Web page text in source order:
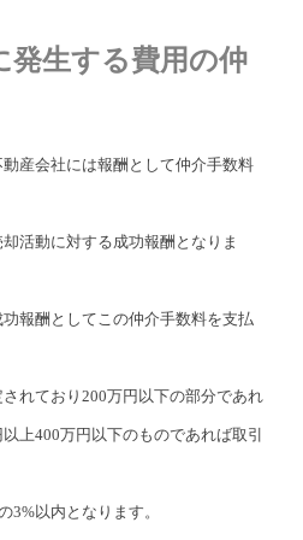
発生する費用の仲
産会社には報酬として仲介手数料
活動に対する成功報酬となりま
報酬としてこの仲介手数料を支払
れており200万円以下の部分であれ
上400万円以下のものであれば取引
3%以内となります。